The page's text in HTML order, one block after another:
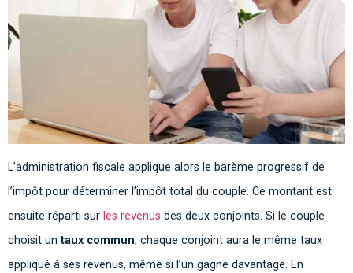
L’administration fiscale applique alors le barème progressif de
l’impôt pour déterminer l’impôt total du couple. Ce montant est
ensuite réparti sur les revenus des deux conjoints. Si le couple
choisit untaux commun, chaque conjoint aura le même taux
appliqué à ses revenus, même si l’un gagne davantage. En